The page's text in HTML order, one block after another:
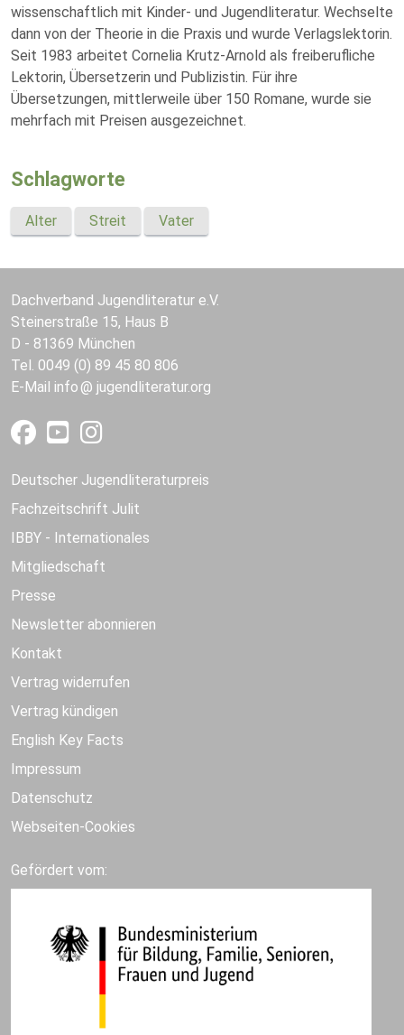
wissenschaftlich mit Kinder- und Jugendliteratur. Wechselte
dann von der Theorie in die Praxis und wurde Verlagslektorin.
Seit 1983 arbeitet Cornelia Krutz-Arnold als freiberufliche
Lektorin, Übersetzerin und Publizistin. Für ihre
Übersetzungen, mittlerweile über 150 Romane, wurde sie
mehrfach mit Preisen ausgezeichnet.
Schlagworte
Alter Streit Vater
Dachverband Jugendliteratur e.V.
Steinerstraße 15, Haus B
D - 81369 München
Tel. 0049 (0) 89 45 80 806
E-Mail info jugendliteratur.org
Deutscher Jugendliteraturpreis
Fachzeitschrift Julit
IBBY - Internationales
Mitgliedschaft
Presse
Newsletter abonnieren
Kontakt
Vertrag widerrufen
Vertrag kündigen
English Key Facts
Impressum
Datenschutz
Webseiten-Cookies
Gefördert vom: